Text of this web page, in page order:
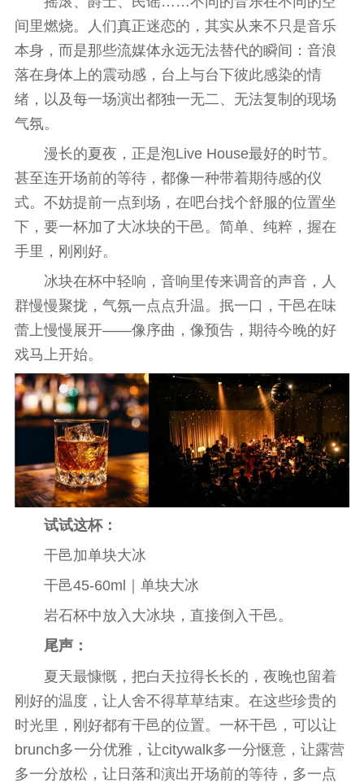
间里燃烧。人们真正迷恋的，其实从来不只是音乐
本身，而是那些流媒体永远无法替代的瞬间：音浪
落在身体上的震动感， 台上与台下彼此感染的情
绪，以及每一场演出都独一无二、无法复制的现场
气氛。
漫长的夏夜，正是泡Live House最好的时节。
甚至连开场前的等待，都像一种带着期待感的仪
式。不妨提前一点到场，在吧台找个舒服的位置坐
下，要一杯加了大冰块的干邑。简单、纯粹，握在
手里，刚刚好。
冰块在杯中轻响，音响里传来调音的声音，人
群慢慢聚拢，气氛一点点升温。抿一口，干邑在味
蕾上慢慢展开——像序曲，像预告，期待今晚的好
戏马上开始。
试试这杯：
干邑加单块大冰
干邑45-60ml｜单块大冰
岩石杯中放入大冰块，直接倒入干邑。
尾声：
夏天最慷慨，把白天拉得长长的，夜晚也留着
刚好的温度，让人舍不得草草结束。在这些珍贵的
时光里，刚好都有干邑的位置。一杯干邑，可以让
brunch多一分优雅，让citywalk多一分惬意，让露营
多一分放松，让日落和演出开场前的等待，多一点